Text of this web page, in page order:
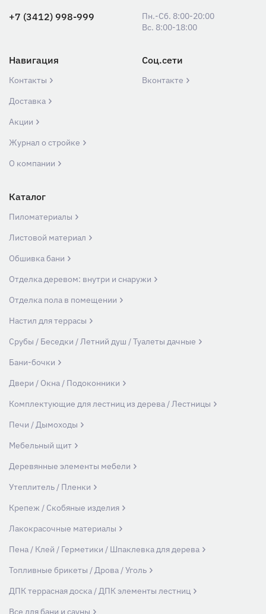
+7 (3412) 998-999
Пн.-Сб. 8:00-20:00
Вс. 8:00-18:00
Навигация
Контакты
Доставка
Акции
Журнал о стройке
О компании
Соц.сети
Вконтакте
Каталог
Пиломатериалы
Листовой материал
Обшивка бани
Отделка деревом: внутри и снаружи
Отделка пола в помещении
Настил для террасы
Срубы / Беседки / Летний душ / Туалеты дачные
Бани-бочки
Двери / Окна / Подоконники
Комплектующие для лестниц из дерева / Лестницы
Печи / Дымоходы
Мебельный щит
Деревянные элементы мебели
Утеплитель / Пленки
Крепеж / Скобяные изделия
Лакокрасочные материалы
Пена / Клей / Герметики / Шпаклевка для дерева
Топливные брикеты / Дрова / Уголь
ДПК террасная доска / ДПК элементы лестниц
Все для бани и сауны